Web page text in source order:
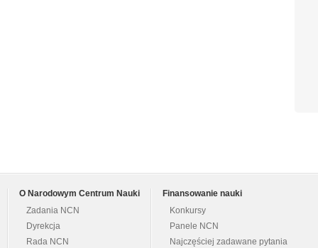
O Narodowym Centrum Nauki
Zadania NCN
Dyrekcja
Rada NCN
Finansowanie nauki
Konkursy
Panele NCN
Najczęściej zadawane pytania